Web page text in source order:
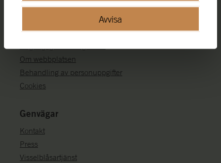
Avvisa
Webbkarta
Om webbplatsen
Behandling av personuppgifter
Cookies
Genvägar
Kontakt
Press
Visselblåsartjänst